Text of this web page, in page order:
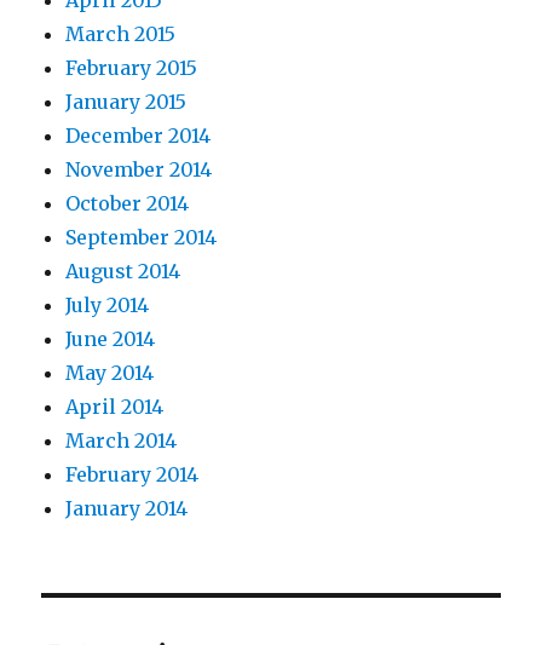
March 2015
February 2015
January 2015
December 2014
November 2014
October 2014
September 2014
August 2014
July 2014
June 2014
May 2014
April 2014
March 2014
February 2014
January 2014